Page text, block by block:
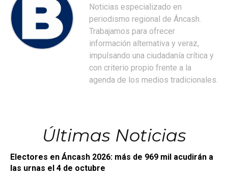
Noticias especializado en
periodismo regional de Áncash.
Trabajamos para ofrecer
información alternativa y veraz,
impulsando una ciudadanía crítica y
con criterio propio frente a la
agenda de los medios tradicionales.
Últimas Noticias
Electores en Áncash 2026: más de 969 mil acudirán a
las urnas el 4 de octubre